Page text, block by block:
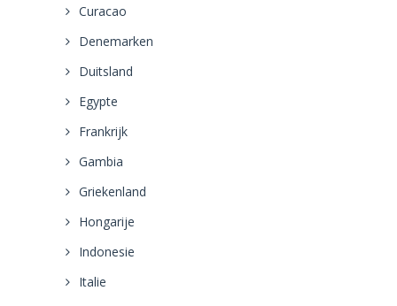
Curacao
Denemarken
Duitsland
Egypte
Frankrijk
Gambia
Griekenland
Hongarije
Indonesie
Italie